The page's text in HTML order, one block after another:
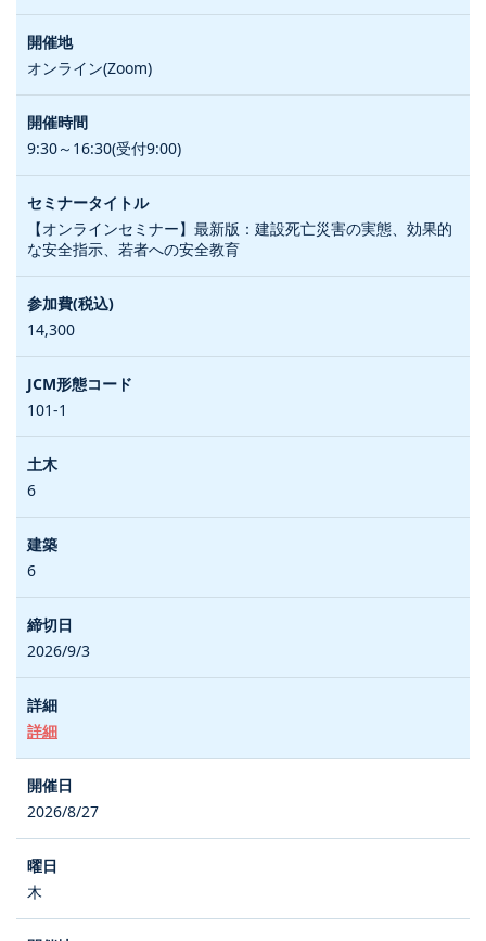
オンライン(Zoom)
9:30～16:30(受付9:00)
【オンラインセミナー】最新版：建設死亡災害の実態、効果的
な安全指示、若者への安全教育
14,300
101-1
6
6
2026/9/3
詳細
2026/8/27
木